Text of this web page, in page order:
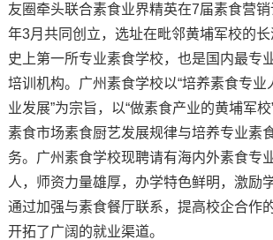
友圈牵头联合素食业界精英在7届素食营
年3月共同创立，选址在毗邻黄埔军校的
史上第一所专业素食学校，也是国内最专
培训机构。广州素食学校以“培养素食专业
业发展”为宗旨，以“做素食产业的黄埔军
素食市场素食厨艺发展规律与培养专业素
务。广州素食学校现聘请有海内外素食专
人，师资力量雄厚，办学特色鲜明，激励
通过加强与素食餐厅联系，提高校企合作
开拓了广阔的就业渠道。